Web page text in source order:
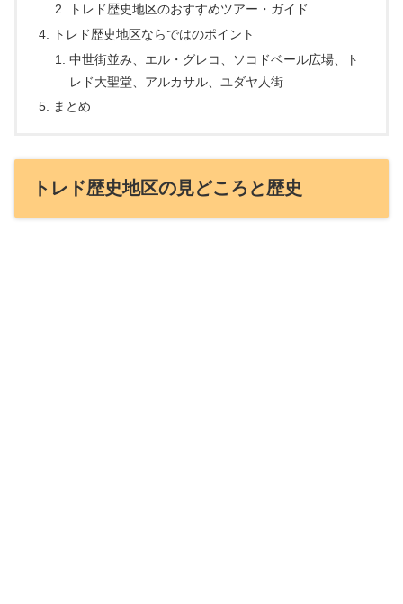
トレド歴史地区のおすすめツアー・ガイド
トレド歴史地区ならではのポイント
中世街並み、エル・グレコ、ソコドベール広場、ト
レド大聖堂、アルカサル、ユダヤ人街
まとめ
トレド歴史地区の見どころと歴史